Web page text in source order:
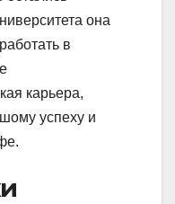
она
в
карьера,
успеху и